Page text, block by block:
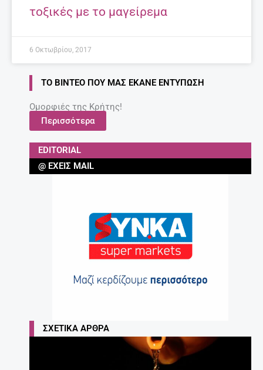
τοξικές με το μαγείρεμα
6 Οκτωβρίου, 2017
ΤΟ ΒΊΝΤΕΟ ΠΟΥ ΜΑΣ ΈΚΑΝΕ ΕΝΤΎΠΩΣΗ
Ομορφιές της Κρήτης!
Περισσότερα
EDITORIAL
@ ΈΧΕΙΣ MAIL
ΣΧΕΤΙΚΆ ΆΡΘΡΑ